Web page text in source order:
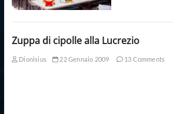
Zuppa di cipolle alla Lucrezio
Dionisius 22 Gennaio 2009 13 Comments